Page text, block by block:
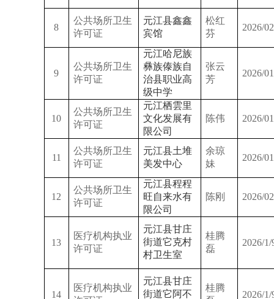
8
公共场所卫生
许可证
元江县鑫鑫
宾馆
松红
芬
2026/
9
公共场所卫生
许可证
元江哈尼族
彝族傣族自
治县职业高
级中学
张云
芳
2026/
10
公共场所卫生
许可证
元江栖雲里
文化发展有
限公司
陈伟 2026/
11
公共场所卫生
许可证
元江县土堆
美发中心
余琼
妹
2026/
12
公共场所卫生
许可证
元江县程程
旺自来水有
限公司
陈刚 2026/
13
医疗机构执业
许可证
元江县甘庄
街道它克村
村卫生室
桂腾
磊
2026/1/
14
医疗机构执业
元江县甘庄
街道它阿不
桂腾
2026/1/